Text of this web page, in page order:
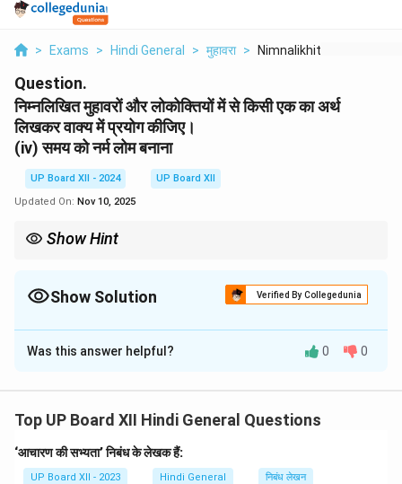
> Exams > Hindi General > मुहावरा > Nimnalikhit Muhavaro...
Question.
निम्नलिखित मुहावरों और लोकोक्तियों में से किसी एक का अर्थ
लिखकर वाक्य में प्रयोग कीजिए।
(iv) समय को नर्म लोम बनाना
UP Board XII - 2024
UP Board XII
Updated On: Nov 10, 2025
Show Hint
Show Solution Verified By Collegedunia
Solution and Explanation
अर्थ:समय का सदुपयोग करना।
Download Solution in PDF
Was this answer helpful? 0 0
Top UP Board XII Hindi General Questions
‘आचारण की सभ्यता’ निबंध के लेखक हैं:
UP Board XII - 2023 Hindi General निबंध लेखन